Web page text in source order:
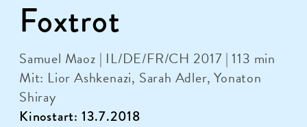
Foxtrot
Samuel Maoz | IL/DE/FR/CH 2017 | 113 min
Mit: Lior Ashkenazi, Sarah Adler, Yonaton
Shiray
Kinostart: 13.7.2018